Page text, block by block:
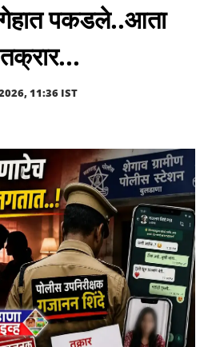
पकडले..आता
11:36 IST